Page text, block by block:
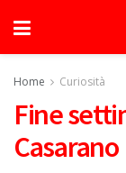
Home Curiosità
Fine
Casarano